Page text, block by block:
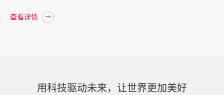
查看详情
用科技驱动未来，让世界更加美好